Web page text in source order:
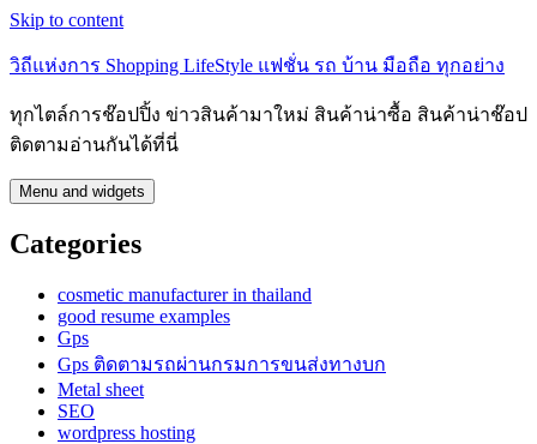
Skip to content
วิถีแห่งการ Shopping LifeStyle แฟชั่น รถ บ้าน มือถือ ทุกอย่าง
ทุกไตล์การช๊อปปิ้ง ข่าวสินค้ามาใหม่ สินค้าน่าซื้อ สินค้าน่าช๊อป
ติดตามอ่านกันได้ที่นี่
Menu and widgets
Categories
cosmetic manufacturer in thailand
good resume examples
Gps
Gps ติดตามรถผ่านกรมการขนส่งทางบก
Metal sheet
SEO
wordpress hosting